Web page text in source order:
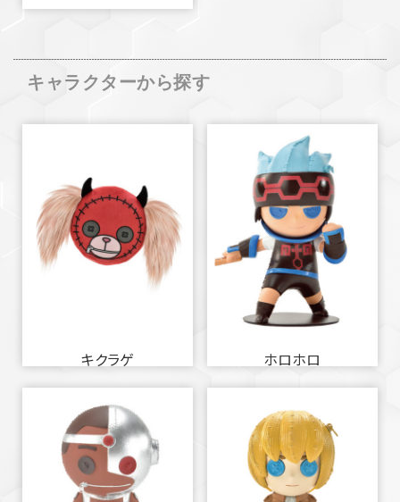
キャラクターから探す
キクラゲ ホロホロ